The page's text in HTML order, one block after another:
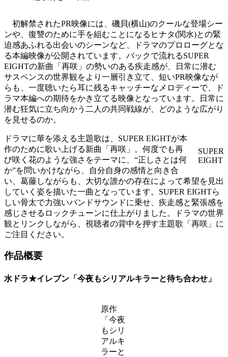
初解禁されたPR映像には、磯貝(横山)のクールな登場シー
ンや、復讐のために手を組むことになるヒナタ(関水)との緊
迫感あふれる出会いのシーンなど、ドラマのプロローグとな
る本編映像が公開されています。バックで流れるSUPER
EIGHTの新曲「再咲」の勢いのある疾走感が、日常に潜む
サスペンスの世界観をより一層引き立て、短いPR映像なが
らも、一度聴いたら耳に残るキャッチーなメロディーで、ド
ラマ本編への期待をかき立てる映像となっています。日常に
潜む狂気に立ち向かう二人の共同戦線が、どのような広がり
を見せるのか。
SUPER
EIGHT
ドラマに華を添える主題歌は、SUPER EIGHTが本
作のために歌い上げる新曲「再咲」。何度でも再
び咲く花のような強さをテーマに、“正しさとは何
か”を問いかけながら、自分自身の感情と向き合
い、葛藤しながらも、大切な誰かの存在によって希望を見出
していく姿を描いた一曲となっています。SUPER EIGHTら
しい骨太で力強いバンドサウンドに乗せ、疾走感と緊張感を
感じさせるロックチューンに仕上がりました。ドラマの世界
観とリンクしながら、視聴者の背中を押す主題歌「再咲」に
ご注目ください。
作品概要
水ドラ★イレブン「今夜もシリアルキラーと待ち合わせ」
原作
「今夜
もシリ
アルキ
ラーと